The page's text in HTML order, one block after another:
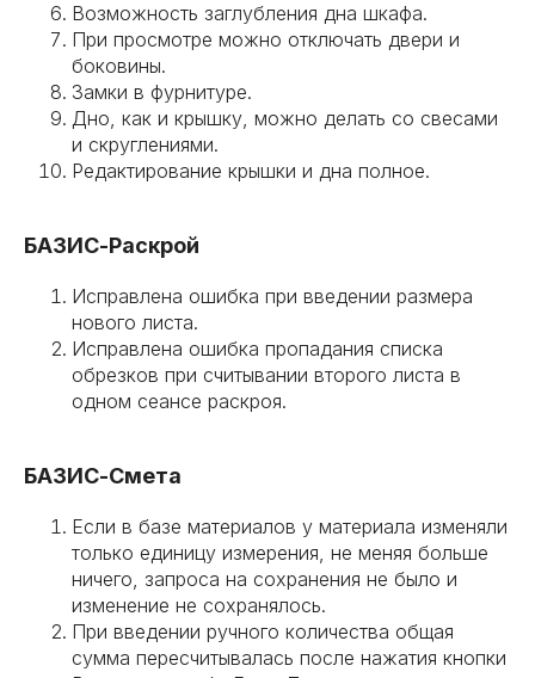
Возможность заглубления дна шкафа.
При просмотре можно отключать двери и
боковины.
Замки в фурнитуре.
Дно, как и крышку, можно делать со свесами
и скруглениями.
Редактирование крышки и дна полное.
БАЗИС-Раскрой
Исправлена ошибка при введении размера
нового листа.
Исправлена ошибка пропадания списка
обрезков при считывании второго листа в
одном сеансе раскроя.
БАЗИС-Смета
Eсли в базе материалов у материала изменяли
только единицу измерения, не меняя больше
ничего, запроса на сохранения не было и
изменение не сохранялось.
При введении ручного количества общая
сумма пересчитывалась после нажатия кнопки